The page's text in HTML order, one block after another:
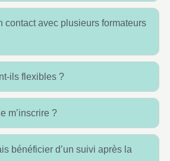
contact avec plusieurs formateurs
ils flexibles ?
m’inscrire ?
bénéficier d’un suivi après la